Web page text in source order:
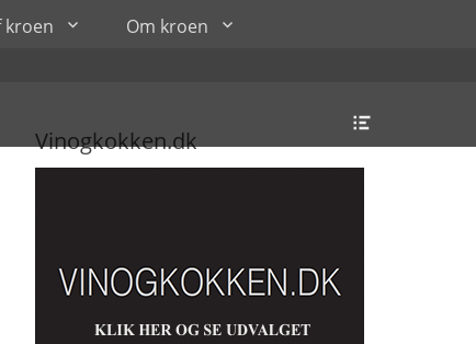
kroen
Om kroen
Vinogkokken.dk